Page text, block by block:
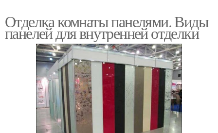
Отделка комнаты панелями. Виды
панелей для внутренней отделки